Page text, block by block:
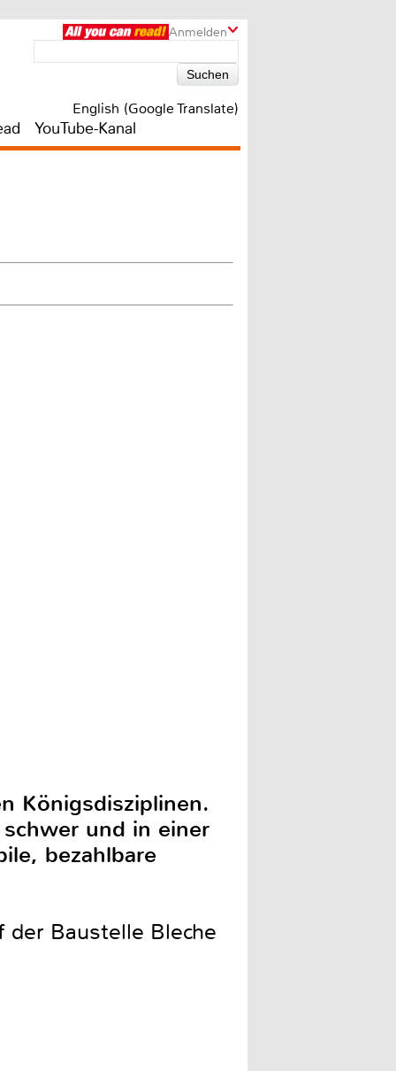
Anmelden
English (Google Translate)
YouTube-Kanal
Königsdisziplinen.
und in einer
bezahlbare
der Baustelle Bleche